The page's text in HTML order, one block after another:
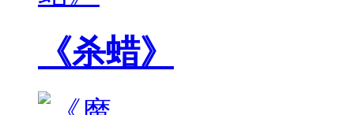
《杀蜡》